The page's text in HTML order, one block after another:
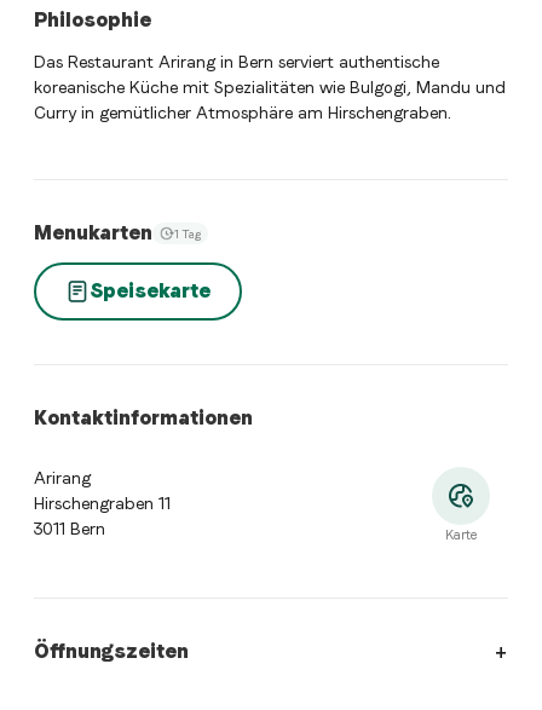
Philosophie
Das Restaurant Arirang in Bern serviert authentische
koreanische Küche mit Spezialitäten wie Bulgogi, Mandu und
Curry in gemütlicher Atmosphäre am Hirschengraben.
Menukarten 1 Tag
Speisekarte
Kontaktinformationen
Arirang
Hirschengraben 11
3011 Bern
Karte
Öffnungszeiten